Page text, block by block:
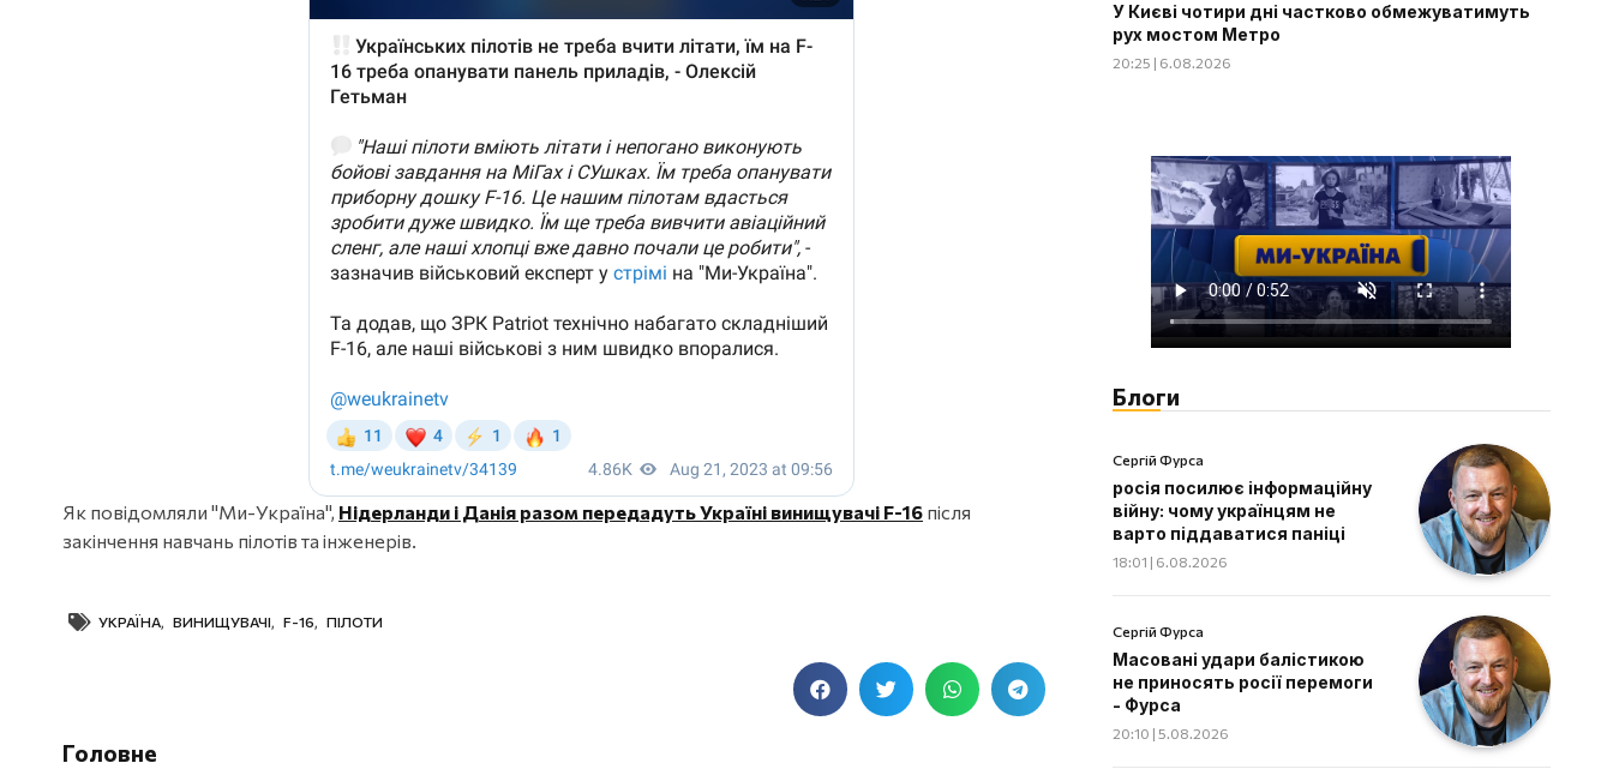
Як повідомляли "Ми-Україна", Нідерланди і Данія разом передадуть Україні винищувачі F-16 після
закінчення навчань пілотів та інженерів.
УКРАЇНА, ВИНИЩУВАЧІ, F-16, ПІЛОТИ
Головне
У Києві чотири дні частково обмежуватимуть
рух мостом Метро
20:25 | 6.08.2026
Блоги
Сергій Фурса
росія посилює інформаційну
війну: чому українцям не
варто піддаватися паніці
18:01 | 6.08.2026
Сергій Фурса
Масовані удари балістикою
не приносять росії перемоги
- Фурса
20:10 | 5.08.2026